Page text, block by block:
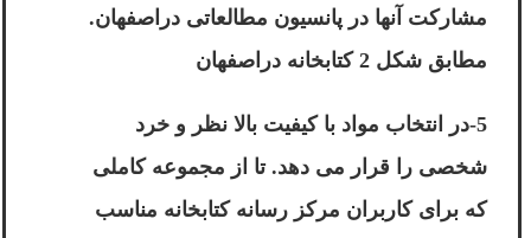
مشارکت آنها در پانسیون مطالعاتی دراصفهان.
مطابق شکل 2 کتابخانه دراصفهان
5-در انتخاب مواد با کیفیت بالا نظر و خرد
شخصی را قرار می دهد. تا از مجموعه کاملی
که برای کاربران مرکز رسانه کتابخانه مناسب